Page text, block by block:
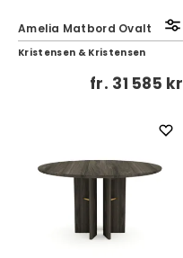
Amelia Matbord Ovalt
Kristensen & Kristensen
fr. 31 585 kr